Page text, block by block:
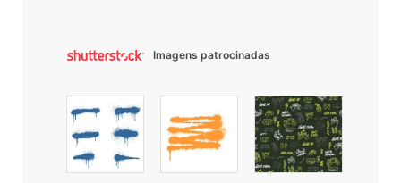
Imagens patrocinadas